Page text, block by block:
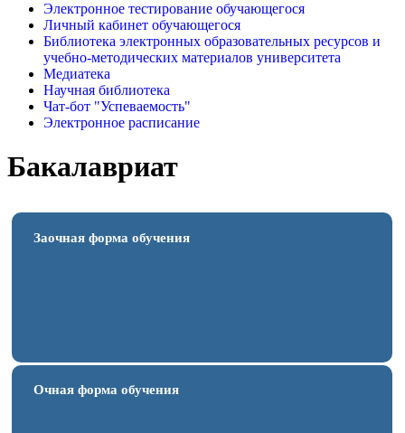
Электронное тестирование обучающегося
Личный кабинет обучающегося
Библиотека электронных образовательных ресурсов и
учебно-методических материалов университета
Медиатека
Научная библиотека
Чат-бот "Успеваемость"
Электронное расписание
Бакалавриат
Заочная форма обучения
Очная форма обучения